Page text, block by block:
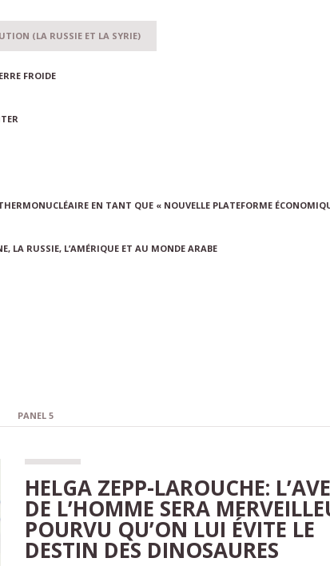
(LA RUSSIE ET LA SYRIE)
FROIDE
EN TANT QUE « NOUVELLE PLATEFORME
LA RUSSIE, L’AMÉRIQUE ET AU MONDE ARABE
PANEL 5
HELGA ZEPP-LAROUCHE:
DE L’HOMME SERA
POURVU QU’ON LUI ÉVITE LE
DESTIN DES DINOSAURES